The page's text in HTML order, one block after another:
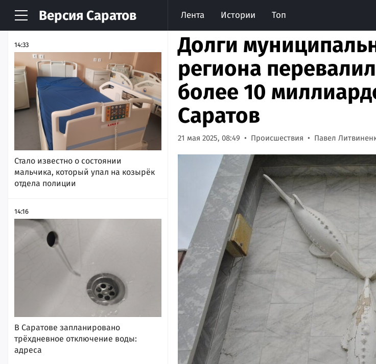
Версия Саратов Лента Истории Топ
НОВОСТИ АРХИВ
14:33
Стало известно о состоянии
мальчика, который упал на козырёк
отдела полиции
14:16
В Саратове запланировано
трёхдневное отключение воды:
адреса
Долги
региона
более 10
Саратов
21 мая 2025, 08:49 Происшествия Павел